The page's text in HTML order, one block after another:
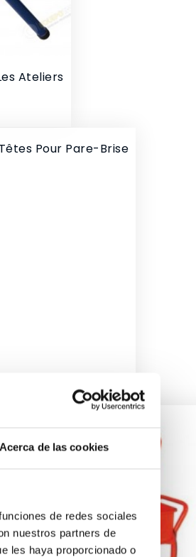
Acerca de las cookies
de redes sociales
nuestros partners de
les haya proporcionado o
Ateliers
Pour Pare-Brise